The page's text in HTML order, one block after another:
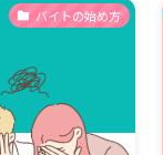
バイトの始め方